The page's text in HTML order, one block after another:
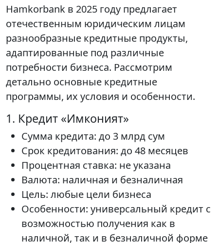
Hamkorbank в 2025 году предлагает
отечественным юридическим лицам
разнообразные кредитные продукты,
адаптированные под различные
потребности бизнеса. Рассмотрим
детально основные кредитные
программы, их условия и особенности.
1. Кредит «Имконият»
Сумма кредита: до 3 млрд сум
Срок кредитования: до 48 месяцев
Процентная ставка: не указана
Валюта: наличная и безналичная
Цель: любые цели бизнеса
Особенности: универсальный кредит с
возможностью получения как в
наличной, так и в безналичной форме